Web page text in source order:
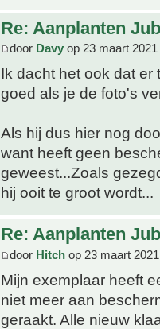
Re: Aanplanten
door Davy op 23 maart
Ik dacht het ook dat er
goed als je de foto's
Als hij dus hier nog
want heeft geen
geweest...Zoals
hij ooit te groot wordt...
Re: Aanplanten
door Hitch op 23 maart
Mijn exemplaar heeft
niet meer aan
geraakt. Alle nieuw